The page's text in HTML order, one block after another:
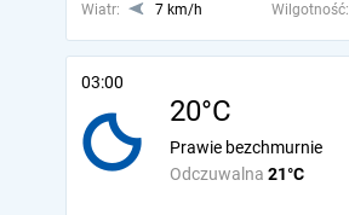
Wiatr:
7 km/h Wilgotność:
03:00
20°C
Odczuwalna 21°C
Prawie bezchmurnie